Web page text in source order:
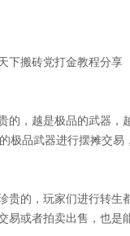
下搬砖党打金教程分享
的，越是极品的武器
极品武器进行摆摊交易
贵的，玩家们进行转生
易或者拍卖出售，也是